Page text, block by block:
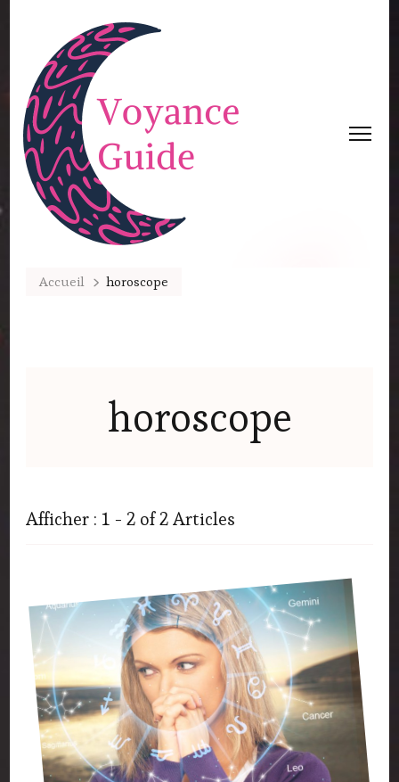
Accueil horoscope
horoscope
Afficher : 1 - 2 of 2 Articles